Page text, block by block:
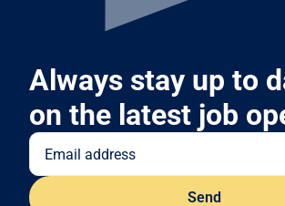
Always stay up to
on the latest job